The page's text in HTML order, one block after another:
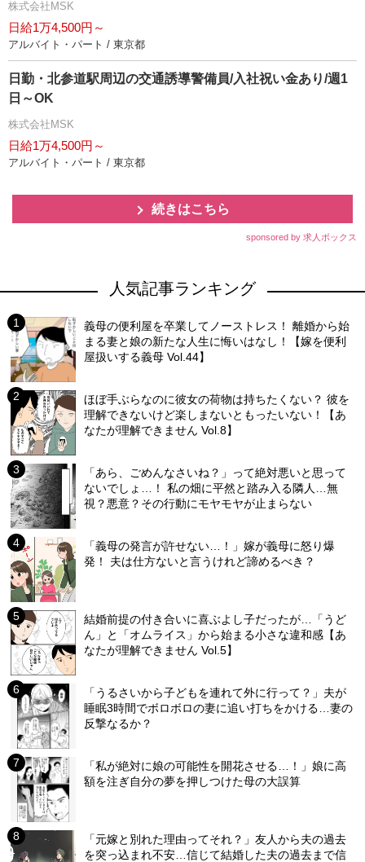
株式会社MSK
日給1万4,500円～
アルバイト・パート / 東京都
日勤・北参道駅周辺の交通誘導警備員/入社祝い金あり/週1
日～OK
株式会社MSK
日給1万4,500円～
アルバイト・パート / 東京都
続きはこちら
sponsored by 求人ボックス
人気記事ランキング
義母の便利屋を卒業してノーストレス！ 離婚から始
まる妻と娘の新たな人生に悔いはなし！【嫁を便利
屋扱いする義母 Vol.44】
ほぼ手ぶらなのに彼女の荷物は持ちたくない？ 彼を
理解できないけど楽しまないともったいない！【あ
なたが理解できません Vol.8】
「あら、ごめんなさいね？」って絶対悪いと思って
ないでしょ…！ 私の畑に平然と踏み入る隣人…無
視？悪意？その行動にモヤモヤが止まらない
「義母の発言が許せない…！」嫁が義母に怒り爆
発！ 夫は仕方ないと言うけれど諦めるべき？
結婚前提の付き合いに喜ぶよし子だったが…「うど
ん」と「オムライス」から始まる小さな違和感【あ
なたが理解できません Vol.5】
「うるさいから子どもを連れて外に行って？」夫が
睡眠3時間でボロボロの妻に追い打ちをかける…妻の
反撃なるか？
「私が絶対に娘の可能性を開花させる…！」娘に高
額を注ぎ自分の夢を押しつけた母の大誤算
「元嫁と別れた理由ってそれ？」友人から夫の過去
を突っ込まれ不安…信じて結婚した夫の過去まで信